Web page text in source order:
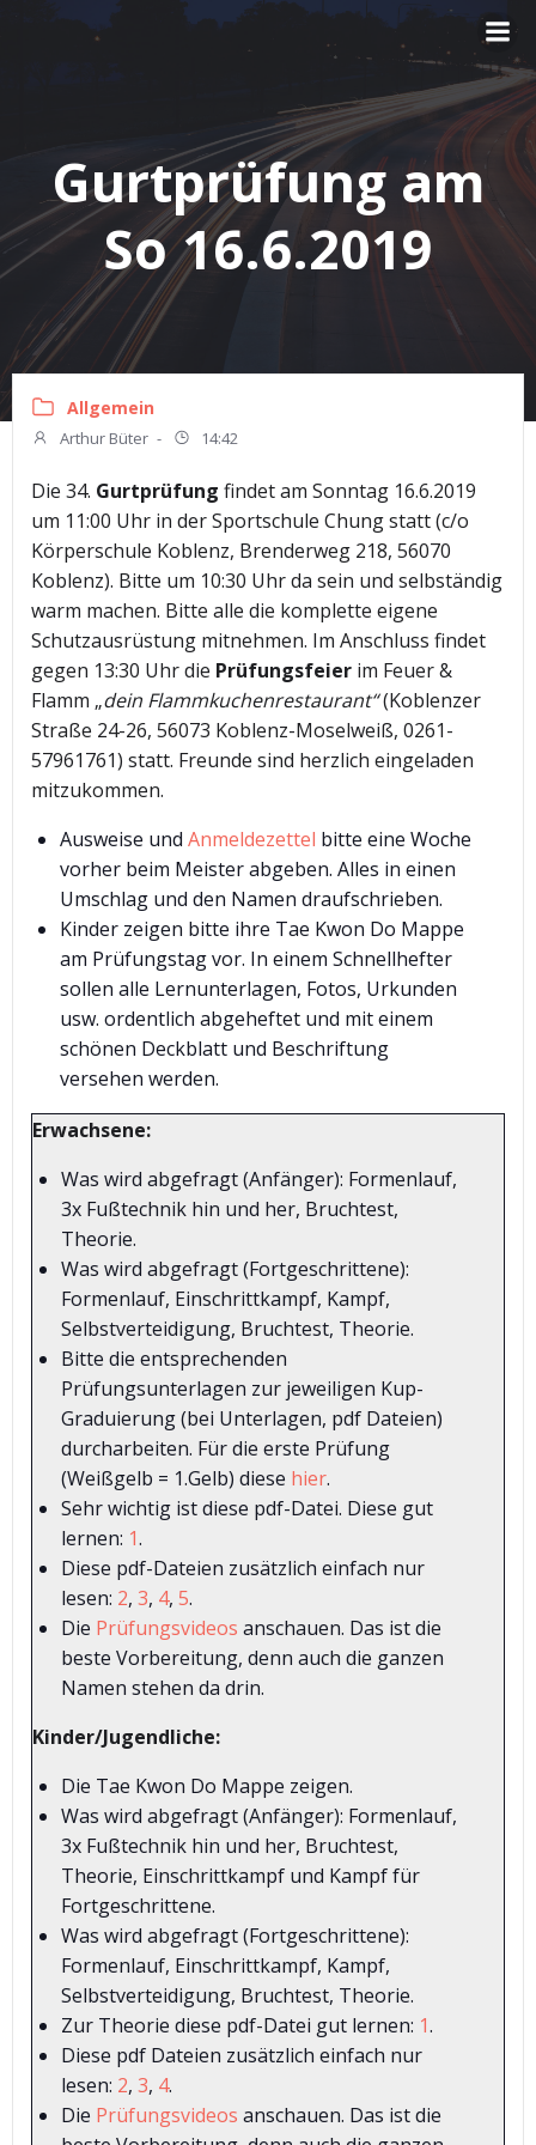
Zum
Gurtprüfung am
So 16.6.2019
Allgemein
Arthur Büter - 14:42
Die 34. Gurtprüfung findet am Sonntag 16.6.2019
um 11:00 Uhr in der Sportschule Chung statt (c/o
Körperschule Koblenz, Brenderweg 218, 56070
Koblenz). Bitte um 10:30 Uhr da sein und selbständig
warm machen. Bitte alle die komplette eigene
Schutzausrüstung mitnehmen. Im Anschluss findet
gegen 13:30 Uhr die Prüfungsfeier im Feuer &
Flamm „dein Flammkuchenrestaurant“(Koblenzer
Straße 24-26, 56073 Koblenz-Moselweiß, 0261-
57961761) statt. Freunde sind herzlich eingeladen
mitzukommen.
Ausweise und Anmeldezettel bitte eine Woche
vorher beim Meister abgeben. Alles in einen
Umschlag und den Namen draufschrieben.
Kinder zeigen bitte ihre Tae Kwon Do Mappe
am Prüfungstag vor. In einem Schnellhefter
sollen alle Lernunterlagen, Fotos, Urkunden
usw. ordentlich abgeheftet und mit einem
schönen Deckblatt und Beschriftung
versehen werden.
Erwachsene:
Was wird abgefragt (Anfänger): Formenlauf,
3x Fußtechnik hin und her, Bruchtest,
Theorie.
Was wird abgefragt (Fortgeschrittene):
Formenlauf, Einschrittkampf, Kampf,
Selbstverteidigung, Bruchtest, Theorie.
Bitte die entsprechenden
Prüfungsunterlagen zur jeweiligen Kup-
Graduierung (bei Unterlagen, pdf Dateien)
durcharbeiten. Für die erste Prüfung
(Weißgelb = 1.Gelb) diese hier.
Sehr wichtig ist diese pdf-Datei. Diese gut
lernen: 1.
Diese pdf-Dateien zusätzlich einfach nur
lesen: 2, 3, 4, 5.
Die Prüfungsvideos anschauen. Das ist die
beste Vorbereitung, denn auch die ganzen
Namen stehen da drin.
Kinder/Jugendliche:
Die Tae Kwon Do Mappe zeigen.
Was wird abgefragt (Anfänger): Formenlauf,
3x Fußtechnik hin und her, Bruchtest,
Theorie, Einschrittkampf und Kampf für
Fortgeschrittene.
Was wird abgefragt (Fortgeschrittene):
Formenlauf, Einschrittkampf, Kampf,
Selbstverteidigung, Bruchtest, Theorie.
Zur Theorie diese pdf-Datei gut lernen: 1.
Diese pdf Dateien zusätzlich einfach nur
lesen: 2, 3, 4.
Die Prüfungsvideos anschauen. Das ist die